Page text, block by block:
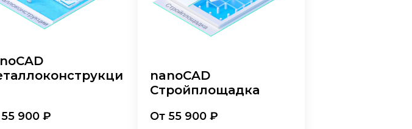
900 ₽
nanoCAD
Стройплощадка
От 55 900 ₽